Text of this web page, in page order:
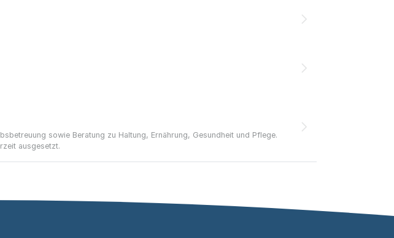
sowie Beratung zu Haltung, Ernährung, Gesundheit und Pflege.
ausgesetzt.